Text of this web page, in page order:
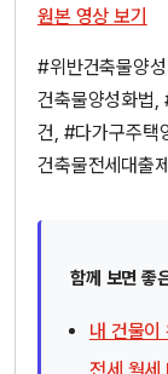
원본 영상 보기
#위반건축물양
건축물양성화법,
건, #다가구주택
건축물전세대출
함께 보면 좋
내 건물이